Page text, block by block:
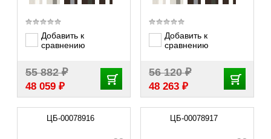
Добавить к
сравнению
55 882₽
48 059 ₽
Добавить к
сравнению
56 120₽
48 263 ₽
ЦБ-00078916 ЦБ-00078917